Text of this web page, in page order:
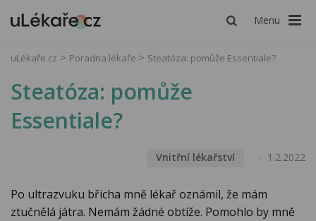
Menu
uLékaře.cz Poradna lékaře Steatóza: pomůže Essentiale?
Steatóza: pomůže
Essentiale?
Vnitřní lékařství 1.2.2022
Po ultrazvuku břicha mně lékař oznámil, že mám
ztučnělá játra. Nemám žádné obtíže. Pomohlo by mně